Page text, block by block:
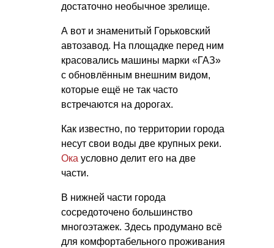
достаточно необычное зрелище.
А вот и знаменитый Горьковский
автозавод. На площадке перед ним
красовались машины марки «ГАЗ»
с обновлённым внешним видом,
которые ещё не так часто
встречаются на дорогах.
Как известно, по территории города
несут свои воды две крупных реки.
Ока условно делит его на две
части.
В нижней части города
сосредоточено большинство
многоэтажек. Здесь продумано всё
для комфортабельного проживания